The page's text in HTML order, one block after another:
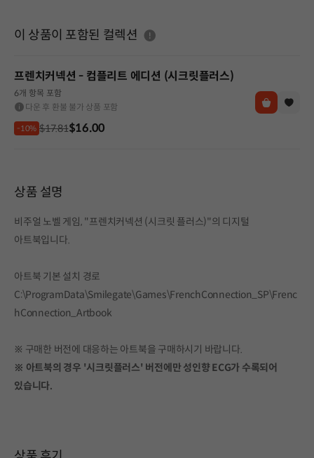
이 상품이 포함된 컬렉션 도움말
프렌치커넥션 - 컴플리트 에디션 (시크릿플러스)
6개 항목 포함
다운 후 환불 불가 상품 포함
-10% $17.81$16.00
상품 설명
비주얼 노벨 게임, "프렌치커넥션 (시크릿 플러스)"의 디지털
아트북입니다.
아트북 기본 설치 경로
C:\ProgramData\Smilegate\Games\FrenchConnection_SP\Frenc
hConnection_Artbook
※ 구매한 버전에 대응하는 아트북을 구매하시기 바랍니다.
※ 아트북의 경우 '시크릿플러스' 버전에만 성인향 ECG가 수록되어
있습니다.